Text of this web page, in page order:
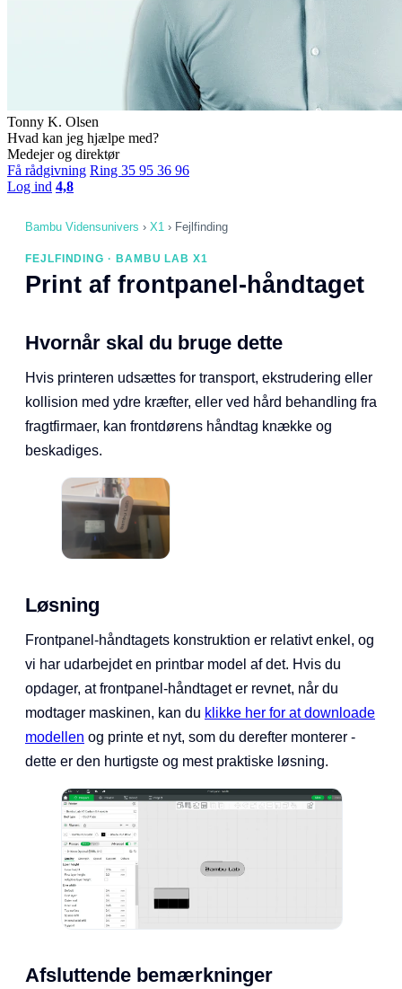
Tonny K. Olsen
Hvad kan jeg hjælpe med?
Medejer og direktør
Få rådgivning Ring 35 95 36 96
Log ind 4,8
Bambu Vidensunivers › X1 › Fejlfinding
FEJLFINDING · BAMBU LAB X1
Print af frontpanel-håndtaget
Hvornår skal du bruge dette
Hvis printeren udsættes for transport, ekstrudering eller
kollision med ydre kræfter, eller ved hård behandling fra
fragtfirmaer, kan frontdørens håndtag knække og
beskadiges.
Løsning
Frontpanel-håndtagets konstruktion er relativt enkel, og
vi har udarbejdet en printbar model af det. Hvis du
opdager, at frontpanel-håndtaget er revnet, når du
modtager maskinen, kan du klikke her for at downloade
modellen og printe et nyt, som du derefter monterer -
dette er den hurtigste og mest praktiske løsning.
Afsluttende bemærkninger